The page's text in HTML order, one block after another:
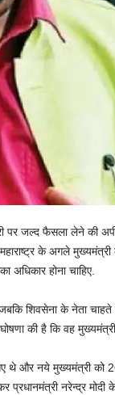
जल्द फैसला लेने की
के अगले
होना चाहिए.
शिवसेना के नेता
की है कि वह
और नये मुख्यमंत्री को
नरेन्द्र मोदी